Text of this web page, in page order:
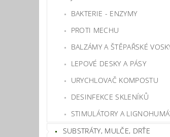
BAKTERIE - ENZYMY
PROTI MECHU
BALZÁMY A ŠTĚPAŘSKÉ
LEPOVÉ DESKY A PÁSY
URYCHLOVAČ KOMPOSTU
DESINFEKCE SKLENÍKŮ
STIMULÁTORY A
SUBSTRÁTY, MULČE, DRŤE